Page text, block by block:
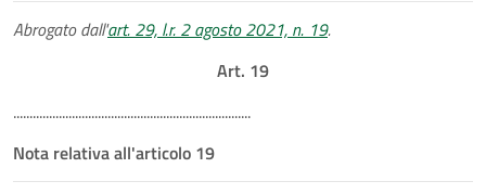
Abrogato dall'art. 29, l.r. 2 agosto 2021, n. 19.
Art. 19
.........................................................................
Nota relativa all'articolo 19